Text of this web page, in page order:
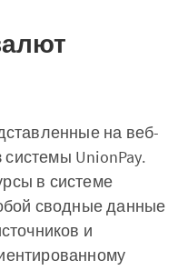
на веб-
системы UnionPay.
в системе
сводные данные
и